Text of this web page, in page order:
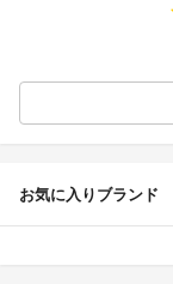
お気に入りブランド